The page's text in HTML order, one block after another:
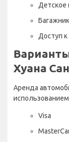
Детское
Багажник
Доступ к
Хуана
Аренда
Visa